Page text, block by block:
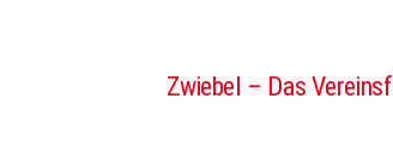
Zwiebel – Das